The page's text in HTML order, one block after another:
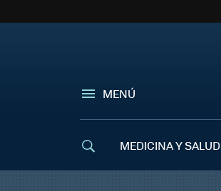
MENÚ
MEDICINA Y SALUD